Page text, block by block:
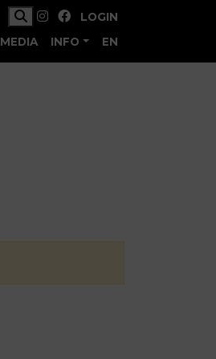
LOGIN
MEDIA INFO EN